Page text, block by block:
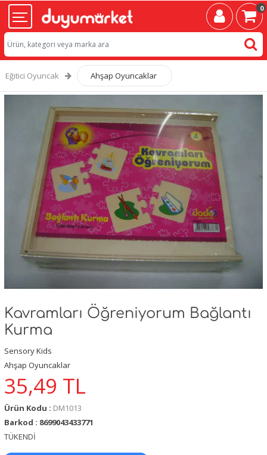
0
Eğitici Oyuncak Ahşap Oyuncaklar
Kavramları Öğreniyorum Bağlantı
Kurma
Sensory Kids
Ahşap Oyuncaklar
35,49 TL
Ürün Kodu : DM1013
Barkod : 8699043433771
TÜKENDİ